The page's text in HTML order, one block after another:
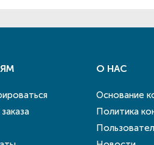
О НАС
Основание
Политика